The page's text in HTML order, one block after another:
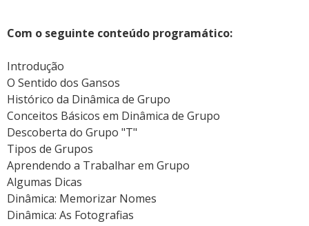
Com o seguinte conteúdo programático:
Introdução
O Sentido dos Gansos
Histórico da Dinâmica de Grupo
Conceitos Básicos em Dinâmica de Grupo
Descoberta do Grupo "T"
Tipos de Grupos
Aprendendo a Trabalhar em Grupo
Algumas Dicas
Dinâmica: Memorizar Nomes
Dinâmica: As Fotografias